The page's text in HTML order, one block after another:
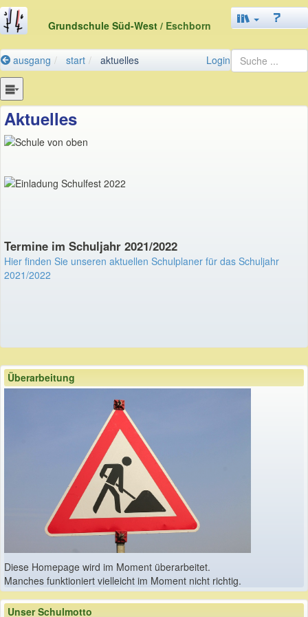
Grundschule Süd-West / Eschborn
ausgang start aktuelles Login
Aktuelles
Termine im Schuljahr 2021/2022
Hier finden Sie unseren aktuellen Schulplaner für das Schuljahr
2021/2022
Überarbeitung
Diese Homepage wird im Moment überarbeitet.
Manches funktioniert vielleicht im Moment nicht richtig.
Unser Schulmotto